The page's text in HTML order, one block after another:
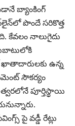
బ్యాంకింగ్
పొందే సరికొత్త
కేవలం నాలుగైదు
ఉన్న
సౌకర్యం
పూర్తిస్థాయి
పై వడ్డీ రేట్లు